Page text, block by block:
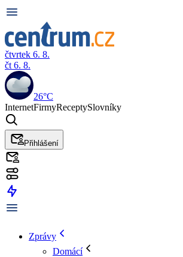
čtvrtek 6. 8.
čt 6. 8.
26°C
InternetFirmyReceptySlovníky
Přihlášení
Zprávy
Domácí